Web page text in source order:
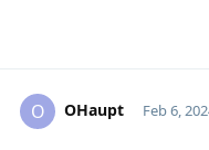
O OHaupt Feb 6,